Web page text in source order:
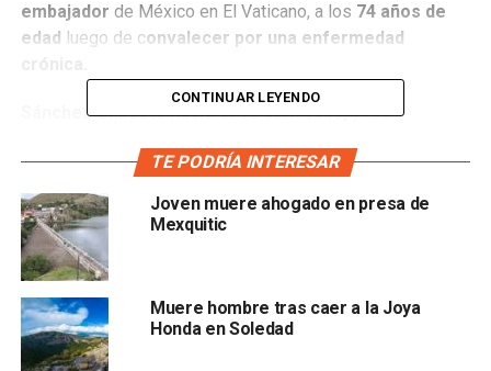
embajador de México en El Vaticano, a los 74 años de
edad luego de convalecer por una enfermedad
Sánchez Unzueta nació el 18 abril 1949,y fue
de San Luis Potosí (UASLP), en donde se desempeño
como docente
. También tuvo tres maestrías, en la
University College of Swansea
en Gran Bretaña, en
Institute of Social Studies en Países Bajos y en El Colegio
de México.
CONTINUAR LEYENDO
TE PODRÍA INTERESAR
Joven muere ahogado en presa de
Mexquitic
Muere hombre tras caer a la Joya
Honda en Soledad